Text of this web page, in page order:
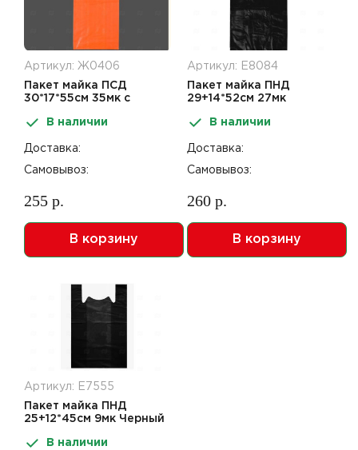
Артикул: Ж0406
Пакет майка ПСД
30*17*55см 35мк с
В наличии
Доставка:
Самовывоз:
255 р.
В корзину
Артикул: Е8084
Пакет майка ПНД
29+14*52см 27мк
В наличии
Доставка:
Самовывоз:
260 р.
В корзину
Артикул: Е7555
Пакет майка ПНД
25+12*45см 9мк Черный
В наличии